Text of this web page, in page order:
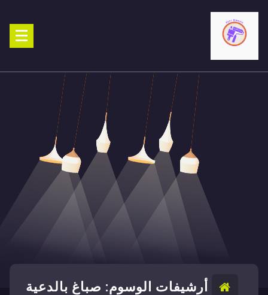
content
شاطر ورخيص تنفيذ احدث الديكورات الاحترافية اتصل الان
أرشيفات الوسوم: صباغ بالدعية